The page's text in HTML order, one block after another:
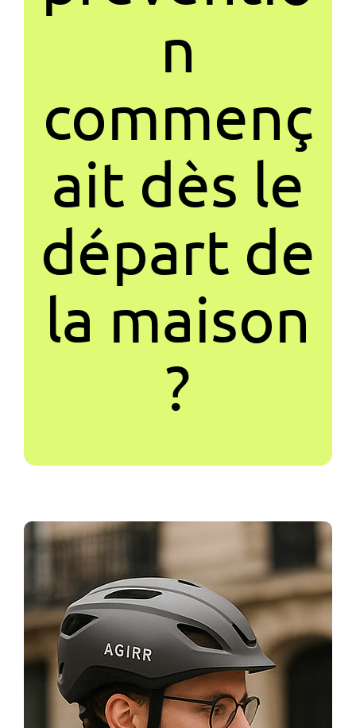
n
commenç
ait dès le
départ de
la maison
?